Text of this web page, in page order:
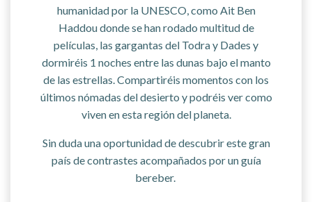
humanidad por la UNESCO, como Ait Ben
Haddou donde se han rodado multitud de
películas, las gargantas del Todra y Dades y
dormiréis 1 noches entre las dunas bajo el manto
de las estrellas. Compartiréis momentos con los
últimos nómadas del desierto y podréis ver como
viven en esta región del planeta.
Sin duda una oportunidad de descubrir este gran
país de contrastes acompañados por un guía
bereber.